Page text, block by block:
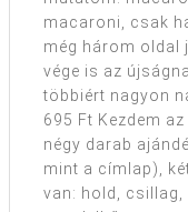
macaroni, csak
még három oldal
vége is az
többiért nagyon
695 Ft Kezdem
négy darab
mint a címlap),
van: hold, csillag,